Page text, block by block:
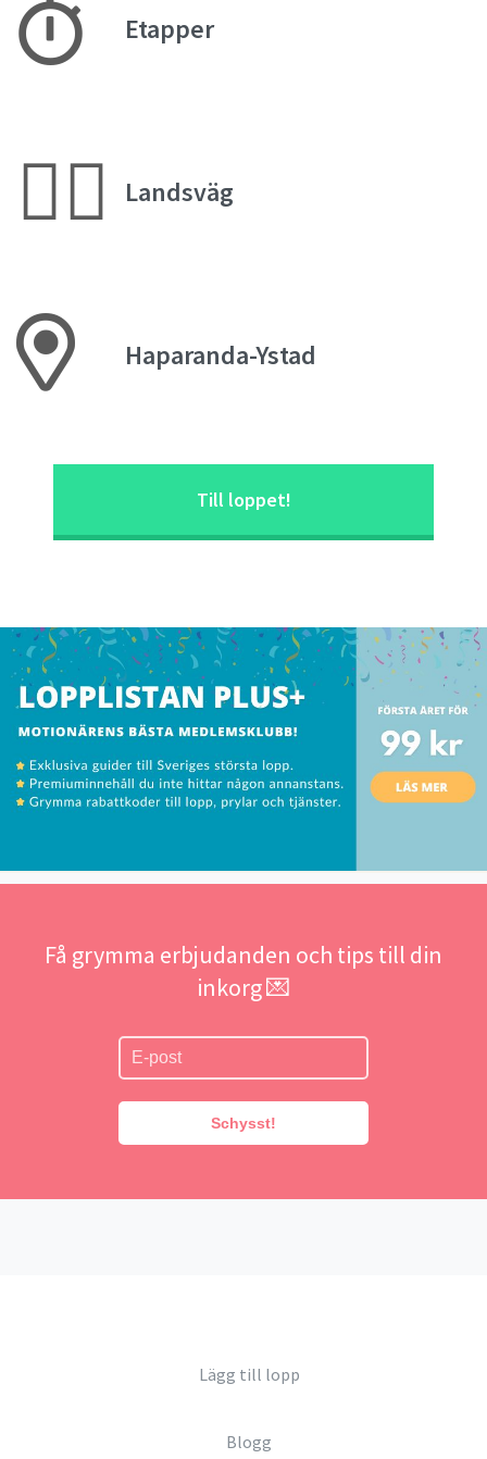
Etapper
🚴‍♂️ Landsväg
Haparanda-Ystad
Till loppet!
Få grymma erbjudanden och tips till din
inkorg 💌
Schysst!
Lägg till lopp
Blogg